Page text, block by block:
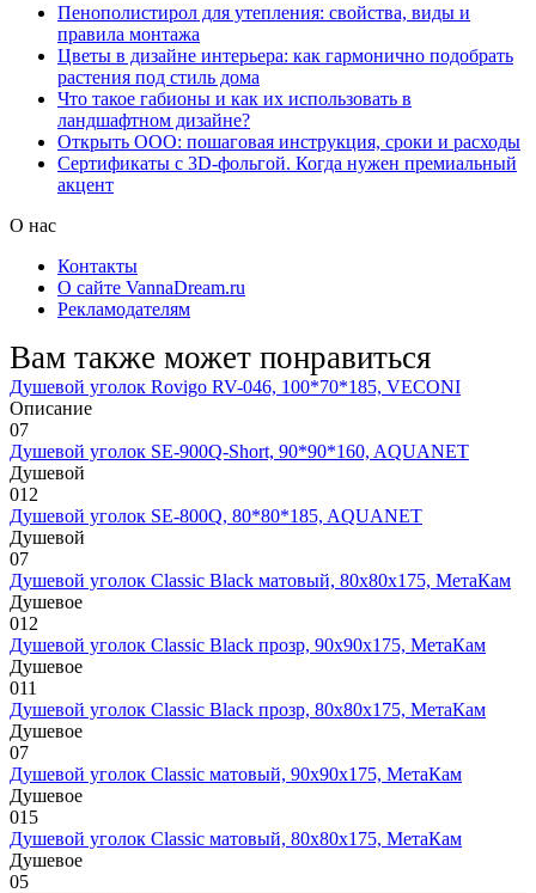
Пенополистирол для утепления: свойства, виды и
правила монтажа
Цветы в дизайне интерьера: как гармонично подобрать
растения под стиль дома
Что такое габионы и как их использовать в
ландшафтном дизайне?
Открыть ООО: пошаговая инструкция, сроки и расходы
Сертификаты с 3D-фольгой. Когда нужен премиальный
акцент
О нас
Контакты
О сайте VannaDream.ru
Рекламодателям
Вам также может понравиться
Душевой уголок Rovigo RV-046, 100*70*185, VECONI
Описание
07
Душевой уголок SE-900Q-Short, 90*90*160, AQUANET
Душевой
012
Душевой уголок SE-800Q, 80*80*185, AQUANET
Душевой
07
Душевой уголок Classic Black матовый, 80х80х175, МетаКам
Душевое
012
Душевой уголок Classic Black прозр, 90х90х175, МетаКам
Душевое
011
Душевой уголок Classic Black прозр, 80х80х175, МетаКам
Душевое
07
Душевой уголок Classic матовый, 90х90х175, МетаКам
Душевое
015
Душевой уголок Classic матовый, 80х80х175, МетаКам
Душевое
05